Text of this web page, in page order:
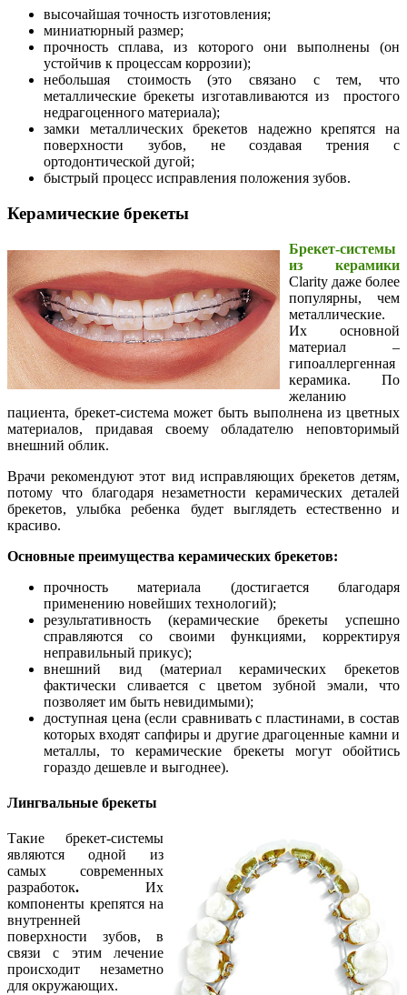
высочайшая точность изготовления;
миниатюрный размер;
прочность сплава, из которого они выполнены (он
устойчив к процессам коррозии);
небольшая стоимость (это связано с тем, что
металлические брекеты изготавливаются из простого
недрагоценного материала);
замки металлических брекетов надежно крепятся на
поверхности зубов, не создавая трения с
ортодонтической дугой;
быстрый процесс исправления положения зубов.
Керамические брекеты
Брекет-системы
из керамики
Clarity даже более
популярны, чем
металлические.
Их основной
материал –
гипоаллергенная
керамика. По
желанию
пациента, брекет-система может быть выполнена из цветных
материалов, придавая своему обладателю неповторимый
внешний облик.
Врачи рекомендуют этот вид исправляющих брекетов детям,
потому что благодаря незаметности керамических деталей
брекетов, улыбка ребенка будет выглядеть естественно и
красиво.
Основные преимущества керамических брекетов:
прочность материала (достигается благодаря
применению новейших технологий);
результативность (керамические брекеты успешно
справляются со своими функциями, корректируя
неправильный прикус);
внешний вид (материал керамических брекетов
фактически сливается с цветом зубной эмали, что
позволяет им быть невидимыми);
доступная цена (если сравнивать с пластинами, в состав
которых входят сапфиры и другие драгоценные камни и
металлы, то керамические брекеты могут обойтись
гораздо дешевле и выгоднее).
Лингвальные брекеты
Такие брекет-системы
являются одной из
самых современных
разработок. Их
компоненты крепятся на
внутренней
поверхности зубов, в
связи с этим лечение
происходит незаметно
для окружающих.